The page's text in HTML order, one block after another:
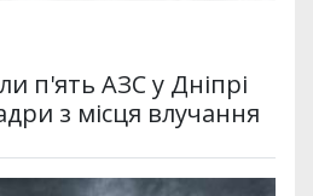
п'ять АЗС у Дніпрі
з місця влучання